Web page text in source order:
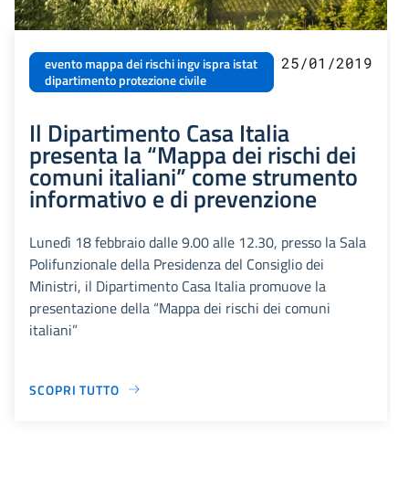
evento mappa dei rischi ingv ispra istat
dipartimento protezione civile
25/01/2019
Il Dipartimento Casa Italia
presenta la “Mappa dei rischi dei
comuni italiani” come strumento
informativo e di prevenzione
Lunedì 18 febbraio dalle 9.00 alle 12.30, presso la Sala
Polifunzionale della Presidenza del Consiglio dei
Ministri, il Dipartimento Casa Italia promuove la
presentazione della “Mappa dei rischi dei comuni
italiani”
SCOPRI TUTTO